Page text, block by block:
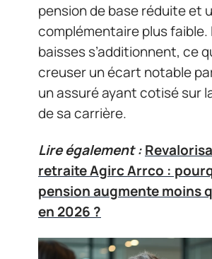
pension de base réduite et
complémentaire plus faible.
baisses s’additionnent, ce
creuser un écart notable
un assuré ayant cotisé sur
de sa carrière.
Lire également :
retraite Agirc Arrco :
pension augmente moins
en 2026 ?